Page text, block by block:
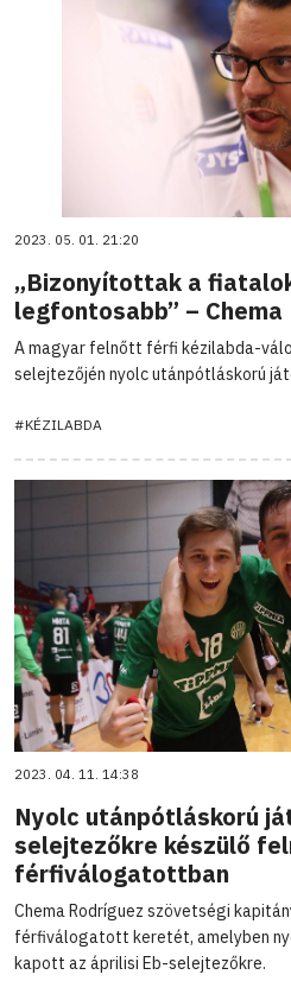
2023. 05. 01. 21:20
„Bizonyítottak a
legfontosabb” – Chema
A magyar felnőtt férfi kézilabda-
selejtezőjén nyolc utánpótláskorú
#KÉZILABDA
2023. 04. 11. 14:38
Nyolc utánpótláskorú
selejtezőkre készülő
férfiválogatottban
Chema Rodríguez szövetségi
férfiválogatott keretét, amelyben
kapott az áprilisi Eb-selejtezőkre.